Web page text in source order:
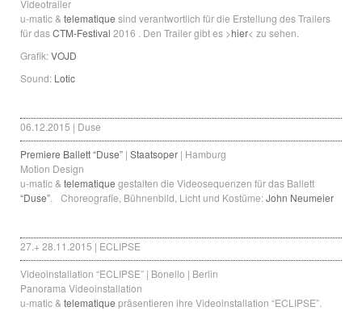
Videotrailer
u-matic & telematique sind verantwortlich für die Erstellung des Trailers
für dasCTM-Festival 2016 . Den Trailer gibt es >hier< zu sehen.
Grafik:VOJD
Sound: Lotic
06.12.2015 | Duse
Premiere Ballett “Duse” | Staatsoper | Hamburg
Motion Design
u-matic & telematique gestalten die Videosequenzen für das Ballett
“Duse” . Choreografie, Bühnenbild, Licht und Kostüme:John Neumeier
27.+ 28.11.2015 | ECLIPSE
Videoinstallation “ECLIPSE” | Bonello | Berlin
Panorama Videoinstallation
u-matic & telematique präsentieren ihre Videoinstallation “ECLIPSE”.